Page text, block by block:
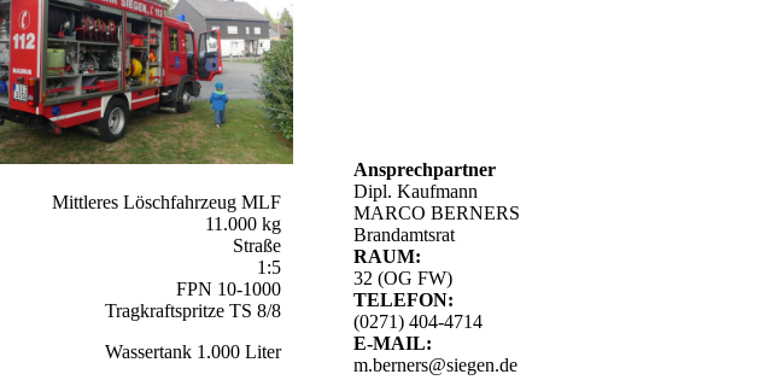
Mittleres Löschfahrzeug MLF
11.000 kg
Straße
1:5
FPN 10-1000
Tragkraftspritze TS 8/8
Wassertank 1.000 Liter
Ansprechpartner
Dipl. Kaufmann
MARCO BERNERS
Brandamtsrat
RAUM:
32 (OG FW)
TELEFON:
(0271) 404-4714
E-MAIL:
m.berners@siegen.de